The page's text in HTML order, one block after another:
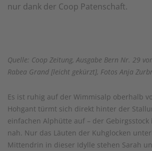
nur dank der Coop Patenschaft.
Quelle: Coop Zeitung, Ausgabe Bern Nr. 29
Rabea Grand [leicht gekürzt], Fotos Anja
Es ist ruhig auf der Wimmisalp oberhalb
Hohgant türmt sich direkt hinter der
einfachen Alphütte auf – der Gebirgsstock
nah. Nur das Läuten der Kuhglocken
Mittendrin in dieser Idylle stehen Sarah